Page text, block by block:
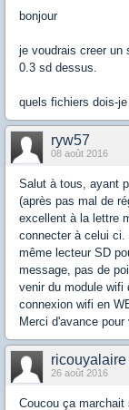
bonjour
je voudrais creer un
0.3 sd dessus.
quels fichiers dois-
ryw57
08 août 2016
Salut à tous, ayant
(après pas mal de
excellent à la lettre
connecter à celui
même lecteur SD
message, pas de
venir du module wifi
connexion wifi en
Merci d'avance
ricouyalaire
26 août 2016
Coucou ça